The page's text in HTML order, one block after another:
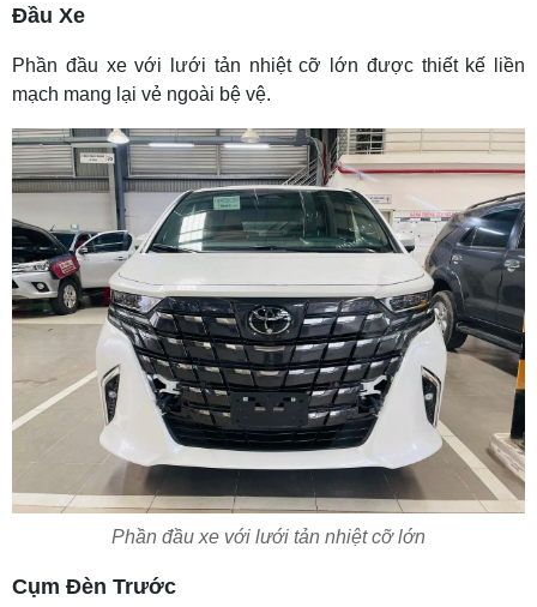
Đầu Xe
Phần đầu xe với lưới tản nhiệt cỡ lớn được thiết kế liền
mạch mang lại vẻ ngoài bệ vệ.
Phần đầu xe với lưới tản nhiệt cỡ lớn
Cụm Đèn Trước